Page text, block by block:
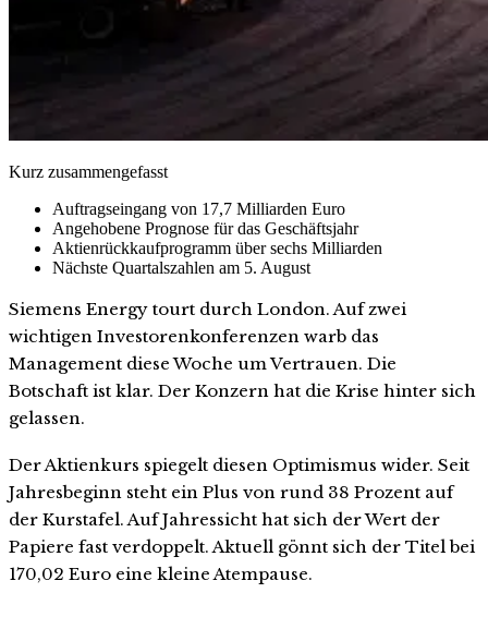
Kurz zusammengefasst
Auftragseingang von 17,7 Milliarden Euro
Angehobene Prognose für das Geschäftsjahr
Aktienrückkaufprogramm über sechs Milliarden
Nächste Quartalszahlen am 5. August
Siemens Energy tourt durch London. Auf zwei
wichtigen Investorenkonferenzen warb das
Management diese Woche um Vertrauen. Die
Botschaft ist klar. Der Konzern hat die Krise hinter sich
gelassen.
Der Aktienkurs spiegelt diesen Optimismus wider. Seit
Jahresbeginn steht ein Plus von rund 38 Prozent auf
der Kurstafel. Auf Jahressicht hat sich der Wert der
Papiere fast verdoppelt. Aktuell gönnt sich der Titel bei
170,02 Euro eine kleine Atempause.